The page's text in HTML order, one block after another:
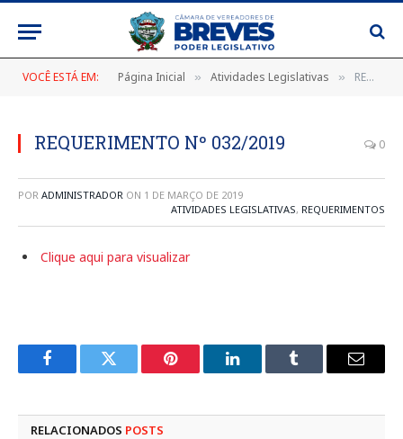
VOCÊ ESTÁ EM: Página Inicial » Atividades Legislativas » REQUERIMENTO Nº 032/2019
REQUERIMENTO Nº 032/2019 0
POR ADMINISTRADOR ON 1 DE MARÇO DE 2019
ATIVIDADES LEGISLATIVAS, REQUERIMENTOS
Clique aqui para visualizar
FacebookTwitter Pinterest LinkedInTumblr
E-
RELACIONADOS POSTS